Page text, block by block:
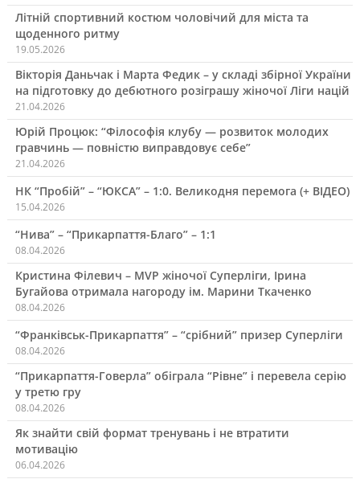
Літній спортивний костюм чоловічий для міста та
щоденного ритму
19.05.2026
Вікторія Даньчак і Марта Федик – у складі збірної України
на підготовку до дебютного розіграшу жіночої Ліги націй
21.04.2026
Юрій Процюк: “Філософія клубу — розвиток молодих
гравчинь — повністю виправдовує себе”
21.04.2026
НК “Пробій” – “ЮКСА” – 1:0. Великодня перемога (+ ВІДЕО)
15.04.2026
“Нива” – “Прикарпаття-Благо” – 1:1
08.04.2026
Кристина Філевич – MVP жіночої Суперліги, Ірина
Бугайова отримала нагороду ім. Марини Ткаченко
08.04.2026
“Франківськ-Прикарпаття” – “срібний” призер Суперліги
08.04.2026
“Прикарпаття-Говерла” обіграла “Рівне” і перевела серію
у третю гру
08.04.2026
Як знайти свій формат тренувань і не втратити
мотивацію
06.04.2026